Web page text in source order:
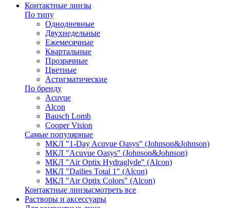
Контактные линзы
По типу
Однодневные
Двухнедельные
Ежемесячные
Квартальные
Прозрачные
Цветные
Астигматические
По бренду
Acuvue
Alcon
Bausch Lomb
Cooper Vision
Самые популярные
МКЛ "1-Day Acuvue Oasys" (Johnson&Johnson)
МКЛ "Acuvue Oasys" (Johnson&Johnson)
МКЛ "Air Optix Hydraglyde" (Alcon)
МКЛ "Dailies Total 1" (Alcon)
МКЛ "Air Optix Colors" (Alcon)
Контактные линзысмотреть все
Растворы и аксессуары